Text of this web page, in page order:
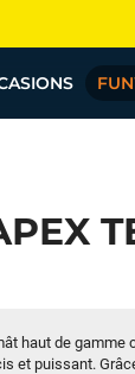
haut de gamme
et puissant.